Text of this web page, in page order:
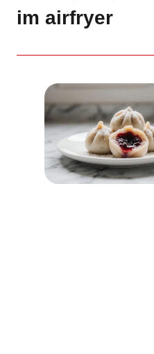
im airfryer